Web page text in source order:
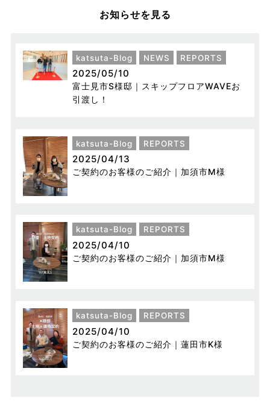
お知らせを見る
katsuta-Blog NEWS REPORTS
2025/05/10
富士見市S様邸｜スキップフロアWAVEお
引渡し！
katsuta-Blog REPORTS
2025/04/13
ご契約のお客様のご紹介｜加須市M様
katsuta-Blog REPORTS
2025/04/10
ご契約のお客様のご紹介｜加須市M様
katsuta-Blog REPORTS
2025/04/10
ご契約のお客様のご紹介｜蓮田市K様